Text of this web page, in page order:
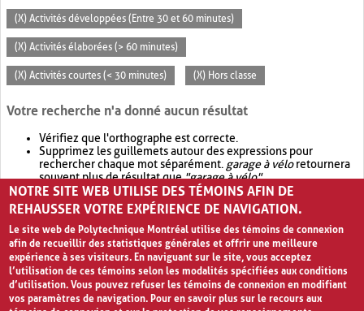
(X) Activités développées (Entre 30 et 60 minutes)
(X) Activités élaborées (> 60 minutes)
(X) Activités courtes (< 30 minutes) (X) Hors classe
Votre recherche n'a donné aucun résultat
Vérifiez que l'orthographe est correcte.
Supprimez les guillemets autour des expressions pour
rechercher chaque mot séparément. garage à véloretournera
souvent plus de résultat que"garage à vélo".
Envisagez d'élargir votre recherche avec OR.garage OR vélo
retournera souvent plus de résultat quegarage à vélo
NOTRE SITE WEB UTILISE DES TÉMOINS AFIN DE
REHAUSSER VOTRE EXPÉRIENCE DE NAVIGATION.
Le site web de Polytechnique Montréal utilise des témoins de connexion
afin de recueillir des statistiques générales et offrir une meilleure
expérience à ses visiteurs. En naviguant sur le site, vous acceptez
l’utilisation de ces témoins selon les modalités spécifiées aux conditions
d’utilisation. Vous pouvez refuser les témoins de connexion en modifiant
vos paramètres de navigation. Pour en savoir plus sur le recours aux